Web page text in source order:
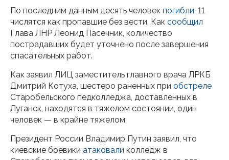
По последним данным десять человек погибли, 11
числятся как пропавшие без вести. Как сообщил
Глава ЛНР Леонид Пасечник, количество
пострадавших будет уточнено после завершения
спасательных работ.
Как заявил ЛИЦ заместитель главного врача ЛРКБ
Дмитрий Котуха, шестеро раненных при обстреле
Старобельского педколледжа, доставленных в
Луганск, находятся в тяжелом состоянии, один
человек — в крайне тяжелом.
Президент России Владимир Путин заявил, что
киевские боевики атаковали колледж в